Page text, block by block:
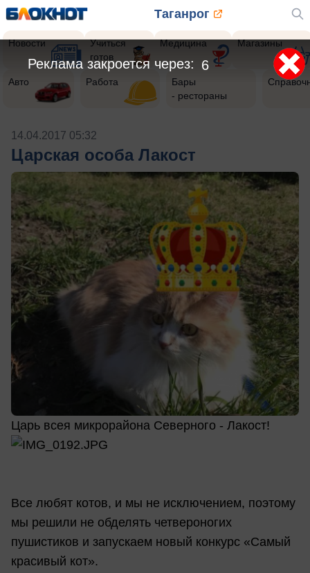
Таганрог
Новости
Учиться
готов
Медицина Магазины
Авто Работа
Бары
- рестораны
14.04.2017 05:32
Царская особа Лакост
Царь всея микрорайона Северного - Лакост!
Все любят котов, и мы не исключением, поэтому
мы решили не обделять четвероногих
пушистиков и запускаем новый конкурс «Самый
красивый кот».
6
Реклама закроется через: